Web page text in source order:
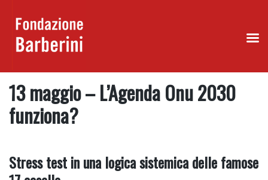
content13 maggio – L’Agenda Onu 2030
funziona?
Stress test in una logica sistemica delle famose